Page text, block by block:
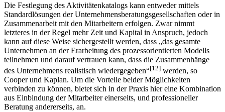
Die Festlegung des Aktivitätenkatalogs kann entweder mittels
Standardlösungen der Unternehmensberatungsgesellschaften oder in
Zusammenarbeit mit den Mitarbeitern erfolgen. Zwar nimmt
letzteres in der Regel mehr Zeit und Kapital in Anspruch, jedoch
kann auf diese Weise sichergestellt werden, dass „das gesamte
Unternehmen an der Erarbeitung des prozessorientierten Modells
teilnehmen und darauf vertrauen kann, dass die Zusammenhänge
des Unternehmens realistisch wiedergegeben“[12] werden, so
Cooper und Kaplan. Um die Vorteile beider Möglichkeiten
verbinden zu können, bietet sich in der Praxis hier eine Kombination
aus Einbindung der Mitarbeiter einerseits, und pro­fessioneller
Beratung andererseits, an.